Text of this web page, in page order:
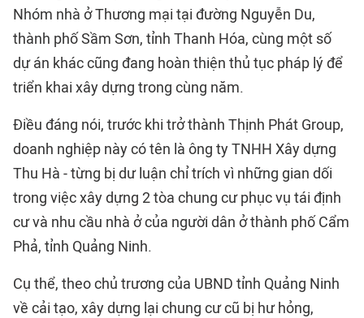
Nhóm nhà ở Thương mại tại đường Nguyễn Du,
thành phố Sầm Sơn, tỉnh Thanh Hóa, cùng một số
dự án khác cũng đang hoàn thiện thủ tục pháp lý để
triển khai xây dựng trong cùng năm.
Điều đáng nói, trước khi trở thành Thịnh Phát Group,
doanh nghiệp này có tên là ông ty TNHH Xây dựng
Thu Hà - từng bị dư luận chỉ trích vì những gian dối
trong việc xây dựng 2 tòa chung cư phục vụ tái định
cư và nhu cầu nhà ở của người dân ở thành phố Cẩm
Phả, tỉnh Quảng Ninh.
Cụ thể, theo chủ trương của UBND tỉnh Quảng Ninh
về cải tạo, xây dựng lại chung cư cũ bị hư hỏng,